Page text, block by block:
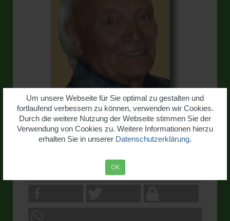
Um unsere Webseite für Sie optimal zu gestalten und
fortlaufend verbessern zu können, verwenden wir Cookies.
Durch die weitere Nutzung der Webseite stimmen Sie der
Verwendung von Cookies zu. Weitere Informationen hierzu
erhalten Sie in unserer Datenschutzerklärung.
OK
Eschweiler, sen.
+ 12.11.2010